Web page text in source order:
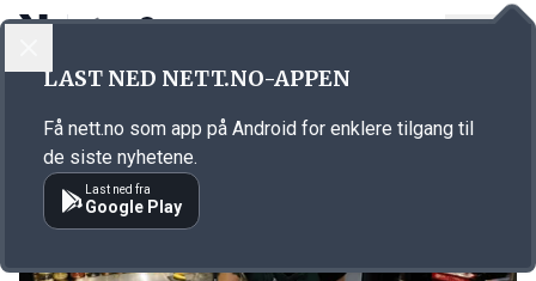
Emne: Bæra
LAST NED NETT.NO-APPEN
Få nett.no som app på Android for enklere tilgang til
de siste nyhetene.
Last ned fra
Google Play